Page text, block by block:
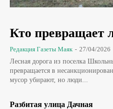
Кто превращает
Редакция Газеты Маяк - 27/04/2026
Лесная дорога из поселка
превращается в
мусор убирают, но люди...
Разбитая улица Дачная